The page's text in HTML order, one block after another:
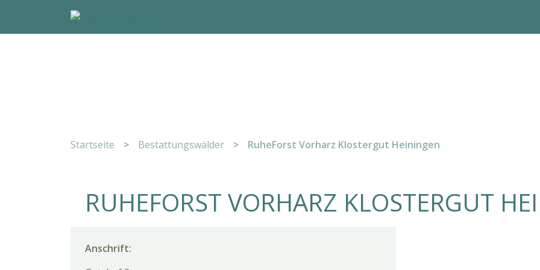
Startseite > Bestattungswälder > RuheForst Vorharz Klostergut Heiningen
RUHEFORST VORHARZ KLOSTERGUT
Anschrift: